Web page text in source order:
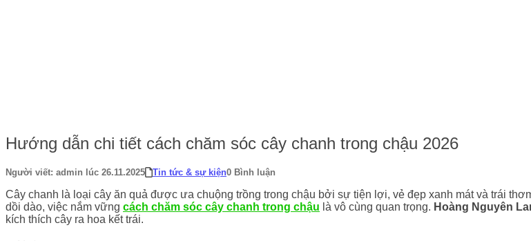
Hướng dẫn chi tiết cách chăm sóc cây chanh trong chậu 2026
Người viết: admin lúc 26.11.2025 Tin tức & sự kiện0 Bình luận
Cây chanh là loại cây ăn quả được ưa chuộng trồng trong chậu bởi sự tiện lợi, vẻ đẹp xanh mát và trái
dồi dào, việc nắm vững cách chăm sóc cây chanh trong chậu là vô cùng quan trọng. Hoàng Nguyên
kích thích cây ra hoa kết trái.